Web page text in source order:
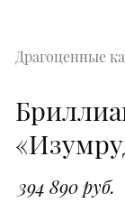
Драгоценные
394 890 руб.